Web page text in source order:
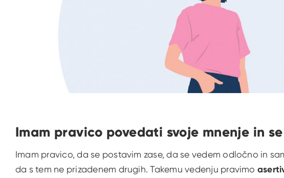
Imam pravico povedati svoje mnenje in
Imam pravico, da se postavim zase, da se vedem odločno in
da s tem ne prizadenem drugih. Takemu vedenju pravimo